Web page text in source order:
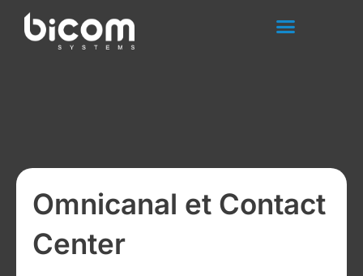
Omnicanal et Contact
Center